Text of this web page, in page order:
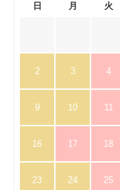
日 月 火
2 3 4
9 10 11
16 17 18
23 24 25